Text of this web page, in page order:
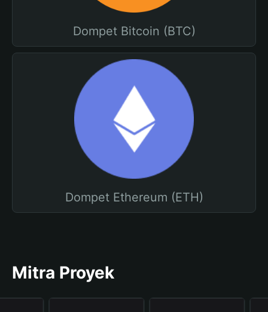
Dompet Bitcoin (BTC)
Dompet Ethereum (ETH)
Mitra Proyek